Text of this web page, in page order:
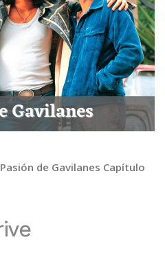
Pasión de Gavilanes Capítulo